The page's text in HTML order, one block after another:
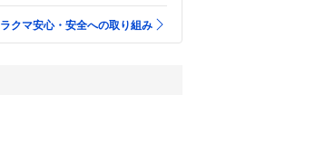
ラクマ安心・安全への取り組み